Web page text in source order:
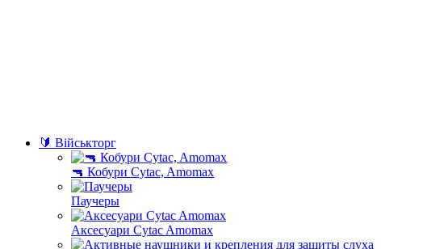
🔰 Військторг
🔫 Кобури Cytac, Amomax
Паучеры
Аксесуари Cytac Amomax